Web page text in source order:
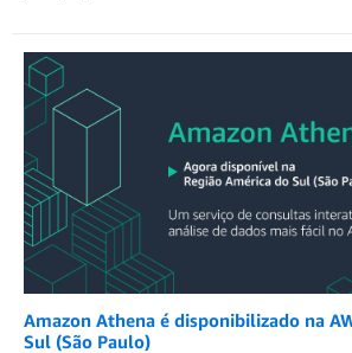
Amazon Athena é disponibilizado na
Sul (São Paulo)